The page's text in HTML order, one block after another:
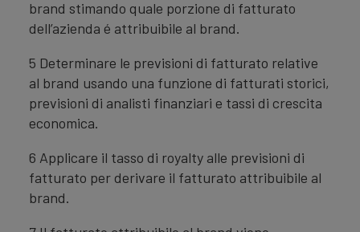
brand stimando quale porzione di fatturato
dell’azienda é attribuibile al brand.
5 Determinare le previsioni di fatturato relative
al brand usando una funzione di fatturati storici,
previsioni di analisti finanziari e tassi di crescita
economica.
6 Applicare il tasso di royalty alle previsioni di
fatturato per derivare il fatturato attribuibile al
brand.